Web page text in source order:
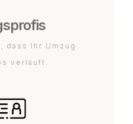
dass Ihr Umzug
verläuft.